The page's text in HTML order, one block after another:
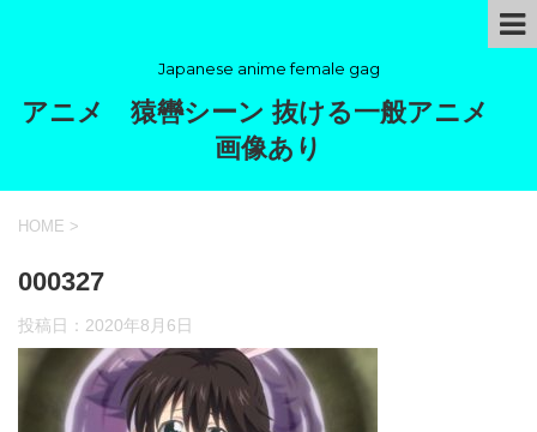
Japanese anime female gag
アニメ 猿轡シーン 抜ける一般アニメ
画像あり
HOME >
000327
投稿日： 2020年8月6日